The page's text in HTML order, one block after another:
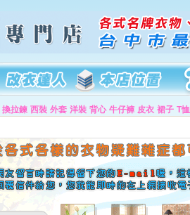
換拉鍊 西裝 外套 洋裝 背心 牛仔褲 皮衣 裙子 T恤